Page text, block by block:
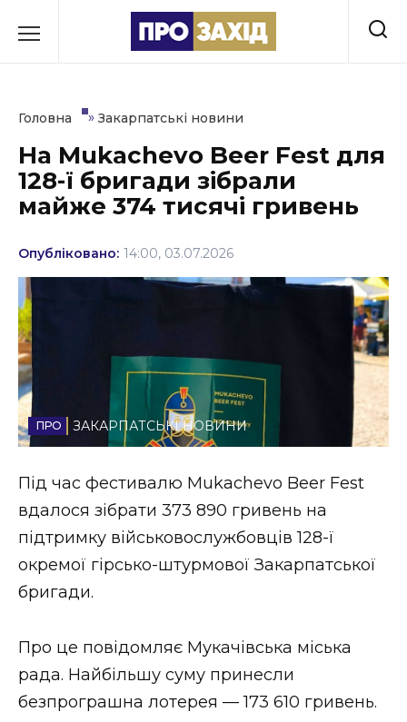
до
Культура
Освіта
Події
Стиль життя
Втрачений Ужгород (відеоверсія)
ЗАКАРПАТСЬКІ НОВИНИ
НОВИНИ ЗАХІДНОЇ УКРАЇНИ
Головна » Закарпатські новини
На Mukachevo Beer Fest для
128-ї бригади зібрали
майже 374 тисячі гривень
Опубліковано: 14:00, 03.07.2026
ЗАКАРПАТСЬКІ НОВИНИ
Під час фестивалю Mukachevo Beer Fest
вдалося зібрати 373 890 гривень на
підтримку військовослужбовців 128-ї
окремої гірсько-штурмової Закарпатської
бригади.
Про це повідомляє Мукачівська міська
рада. Найбільшу суму принесли
безпрограшна лотерея — 173 610 гривень.